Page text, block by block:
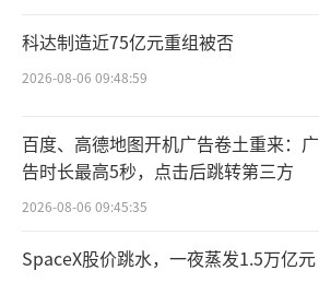
科达制造近75亿元重组被否
2026-08-06 09:48:59
百度、高德地图开机广告卷土重来：广
告时长最高5秒，点击后跳转第三方
2026-08-06 09:45:35
SpaceX股价跳水，一夜蒸发1.5万亿元